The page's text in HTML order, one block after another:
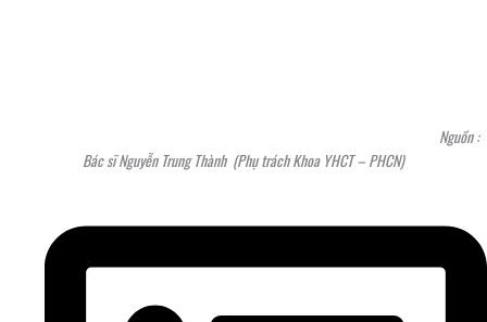
Nguồn :
Bác sĩ Nguyễn Trung Thành (Phụ trách Khoa YHCT – PHCN)